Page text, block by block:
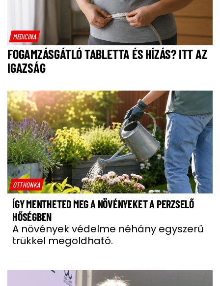
MEDICINA
FOGAMZÁSGÁTLÓ TABLETTA ÉS HÍZÁS? ITT AZ
IGAZSÁG
OTTHONKA
ÍGY MENTHETED MEG A NÖVÉNYEKET A PERZSELŐ
HŐSÉGBEN
A növények védelme néhány egyszerű
trükkel megoldható.